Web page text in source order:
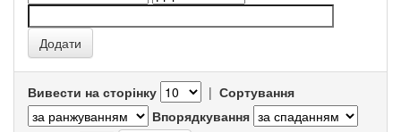
Вивести на сторінку | Сортування
Впорядкування